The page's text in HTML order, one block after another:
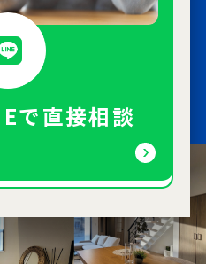
で直接相談